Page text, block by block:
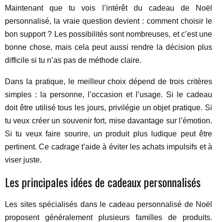
Maintenant que tu vois l’intérêt du cadeau de Noël
personnalisé, la vraie question devient : comment choisir le
bon support ? Les possibilités sont nombreuses, et c’est une
bonne chose, mais cela peut aussi rendre la décision plus
difficile si tu n’as pas de méthode claire.
Dans la pratique, le meilleur choix dépend de trois critères
simples : la personne, l’occasion et l’usage. Si le cadeau
doit être utilisé tous les jours, privilégie un objet pratique. Si
tu veux créer un souvenir fort, mise davantage sur l’émotion.
Si tu veux faire sourire, un produit plus ludique peut être
pertinent. Ce cadrage t’aide à éviter les achats impulsifs et à
viser juste.
Les principales idées de cadeaux personnalisés
Les sites spécialisés dans le cadeau personnalisé de Noël
proposent généralement plusieurs familles de produits.